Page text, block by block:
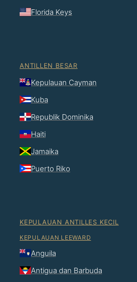
Florida Keys
ANTILLEN BESAR
Kepulauan Cayman
Kuba
Republik Dominika
Haiti
Jamaika
Puerto Riko
KEPULAUAN ANTILLES KECIL
KEPULAUAN LEEWARD
Anguila
Antigua dan Barbuda